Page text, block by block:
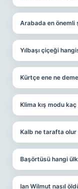
Arabada en önemli
Yılbaşı çiçeği
Kürtçe ene ne
Klima kış modu kaç
Kalb ne tarafta olur
Başörtüsü hangi
Ian Wilmut nasıl